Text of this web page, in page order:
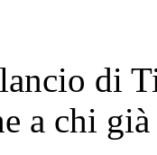
di
a chi